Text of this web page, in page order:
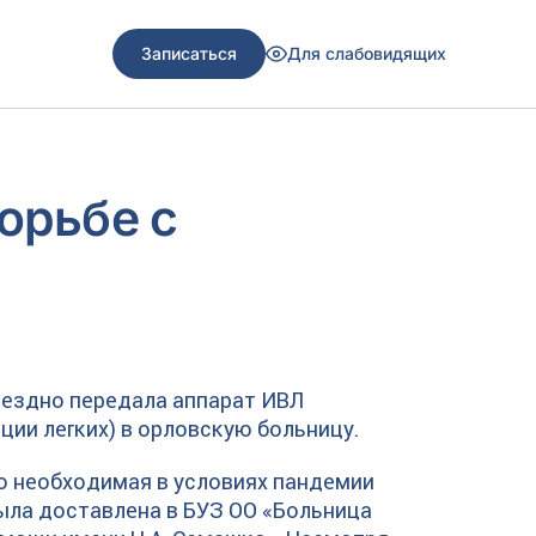
Записаться Для слабовидящих
с
передала аппарат ИВЛ
легких) в орловскую больницу.
необходимая в условиях пандемии
доставлена в БУЗ ОО «Больница